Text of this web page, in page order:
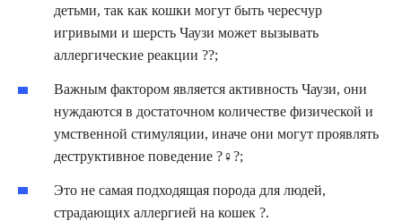
детьми, так как кошки могут быть чересчур
игривыми и шерсть Чаузи может вызывать
аллергические реакции ??;
Важным фактором является активность Чаузи, они
нуждаются в достаточном количестве физической и
умственной стимуляции, иначе они могут проявлять
деструктивное поведение ?️‍♀️?;
Это не самая подходящая порода для людей,
страдающих аллергией на кошек ?.